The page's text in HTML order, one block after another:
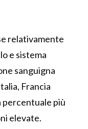
relativamente
e sistema
sanguigna
Francia
percentuale più
elevate.